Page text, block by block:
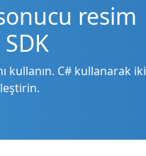
resim
kullanın. C# kullanarak iki